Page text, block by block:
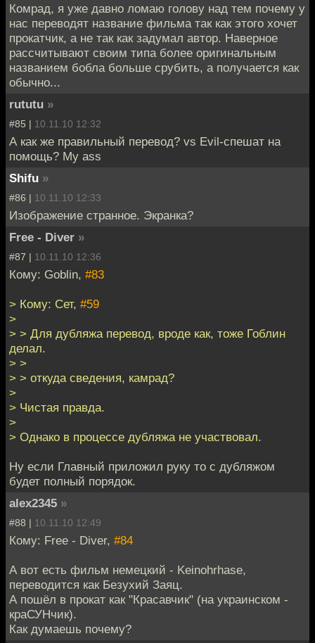
Комрад, я уже давно ломаю голову над тем почему у
нас переводят название фильма так как этого хочет
прокатчик, а не так как задумал автор. Наверное
рассчитывают своим типа более оригинальным
названием бобла больше срубить, а получается как
обычно...
rututu »
#85 | 10.11.10 12:32
А как же правильный перевод? vs Evil-спешат на
помощь? My ass
Shifu »
#86 | 10.11.10 12:33
Изображение странное. Экранка?
Free - Diver »
#87 | 10.11.10 12:36
Кому: Goblin, #83
> Кому: Сет, #59
>
> > Для дубляжа перевод, вроде как, тоже Гоблин
делал.
> >
> > откуда сведения, камрад?
>
> Чистая правда.
>
> Однако в процессе дубляжа не участвовал.
Ну если Главный приложил руку то с дубляжом
будет полный порядок.
alex2345 »
#88 | 10.11.10 12:49
Кому: Free - Diver, #84
А вот есть фильм немецкий - Keinohrhase,
переводится как Безухий Заяц.
А пошёл в прокат как "Красавчик" (на украинском -
краСУНчик).
Как думаешь почему?